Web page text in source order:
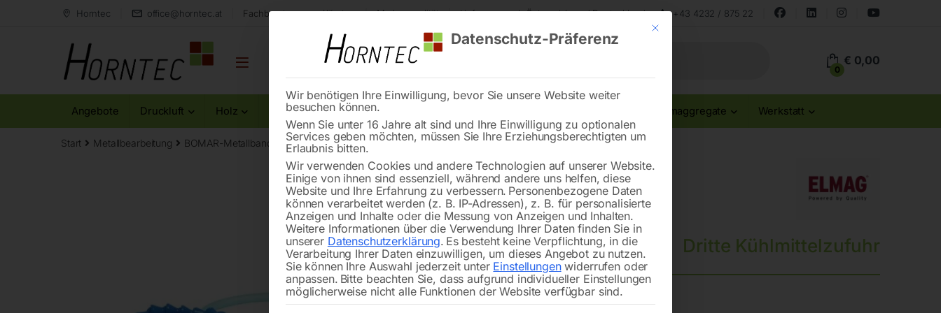
Horntec office@horntec.at Fachberatung aus Kärnten Markenqualität Lieferung nach Österreich und Deutschland +43 4232 / 875 22
0
€ 0,00
Angebote Druckluft Holz Metall Reinigung Stromaggregate Werkstatt
Start Metallbearbeitung BOMAR-Metallbandsägemaschinen Dritte Kühlmittelzufuhr
🔍
Dritte Kühlmittelzufuhr
für BOMAR-Bandsägen
Mit diesem Button wird der Dialog geschlossen. Seine Funktionalität ist
Datenschutz-Präferenz
Wir benötigen Ihre Einwilligung, bevor Sie unsere Website weiter
besuchen können.
Wenn Sie unter 16 Jahre alt sind und Ihre Einwilligung zu optionalen
Services geben möchten, müssen Sie Ihre Erziehungsberechtigten um
Erlaubnis bitten.
Wir verwenden Cookies und andere Technologien auf unserer Website.
Einige von ihnen sind essenziell, während andere uns helfen, diese
Website und Ihre Erfahrung zu verbessern. Personenbezogene Daten
können verarbeitet werden (z. B. IP-Adressen), z. B. für personalisierte
Anzeigen und Inhalte oder die Messung von Anzeigen und Inhalten.
Weitere Informationen über die Verwendung Ihrer Daten finden Sie in
unserer Datenschutzerklärung. Es besteht keine Verpflichtung, in die
Verarbeitung Ihrer Daten einzuwilligen, um dieses Angebot zu nutzen.
Sie können Ihre Auswahl jederzeit unter Einstellungenwiderrufen oder
anpassen. Bitte beachten Sie, dass aufgrund individueller Einstellungen
möglicherweise nicht alle Funktionen der Website verfügbar sind.